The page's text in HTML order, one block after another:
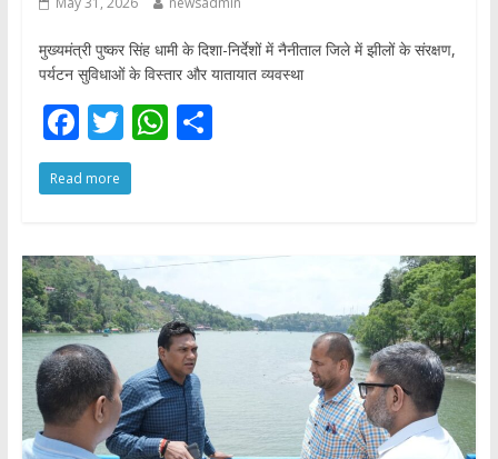
मुख्यमंत्री पुष्कर सिंह धामी के दिशा-निर्देशों में नैनीताल जिले में झीलों के संरक्षण,
पर्यटन सुविधाओं के विस्तार और यातायात व्यवस्था
F
ac
e
o
o
k
T
w
itt
W
A
p
p
S
Read more